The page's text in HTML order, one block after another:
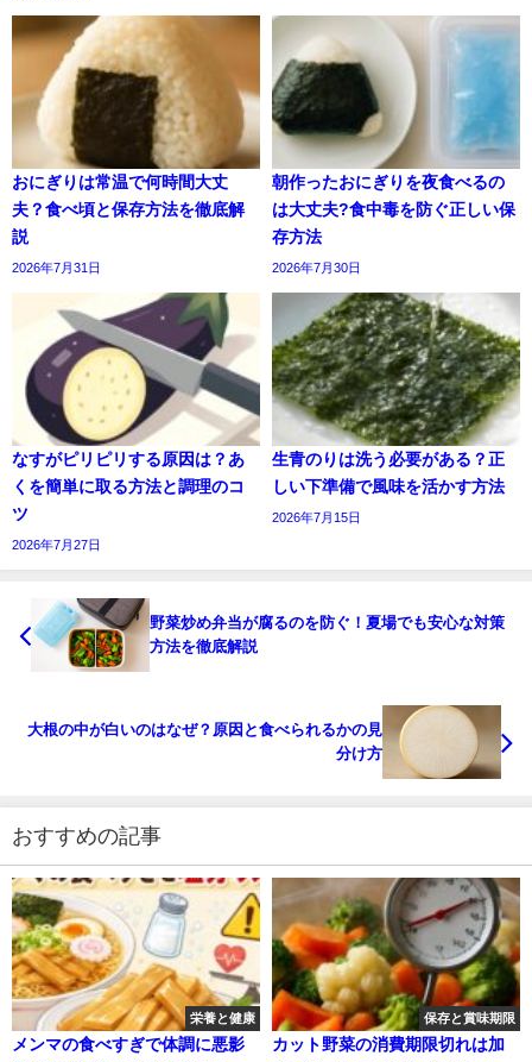
おにぎりは常温で何時間大丈
夫？食べ頃と保存方法を徹底解
説
2026年7月31日
朝作ったおにぎりを夜食べるの
は大丈夫?食中毒を防ぐ正しい保
存方法
2026年7月30日
なすがピリピリする原因は？あ
くを簡単に取る方法と調理のコ
ツ
2026年7月27日
生青のりは洗う必要がある？正
しい下準備で風味を活かす方法
2026年7月15日
野菜炒め弁当が腐るのを防ぐ！夏場でも安心な対策
方法を徹底解説
大根の中が白いのはなぜ？原因と食べられるかの見
分け方
おすすめの記事
栄養と健康
メンマの食べすぎで体調に悪影
保存と賞味期限
カット野菜の消費期限切れは加